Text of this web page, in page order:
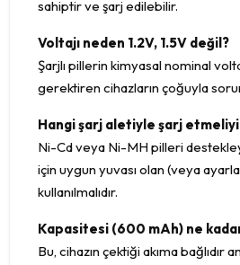
sahiptir ve şarj edilebilir.
Voltajı neden 1.2V, 1.5V değil?
Şarjlı pillerin kimyasal nominal
gerektiren cihazların çoğuyla
Hangi şarj aletiyle şarj
Ni-Cd veya Ni-MH pilleri
için uygun yuvası olan (veya
kullanılmalıdır.
Kapasitesi (600 mAh) ne
Bu, cihazın çektiği akıma bağlıdır